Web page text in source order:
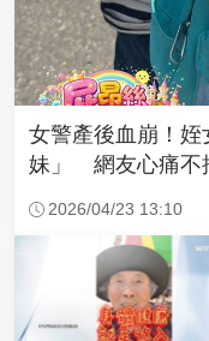
女警產後血崩！
妹」 網友心痛不
2026/04/23 13:10